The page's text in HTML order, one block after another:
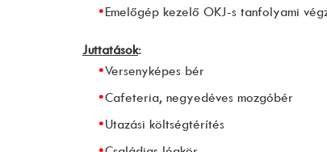
Emelőgép kezelő OKJ-s tanfolyami
Juttatások:
Versenyképes bér
Cafeteria, negyedéves mozgóbér
Utazási költségtérítés